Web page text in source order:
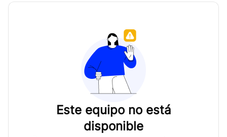
Este equipo no está
disponible